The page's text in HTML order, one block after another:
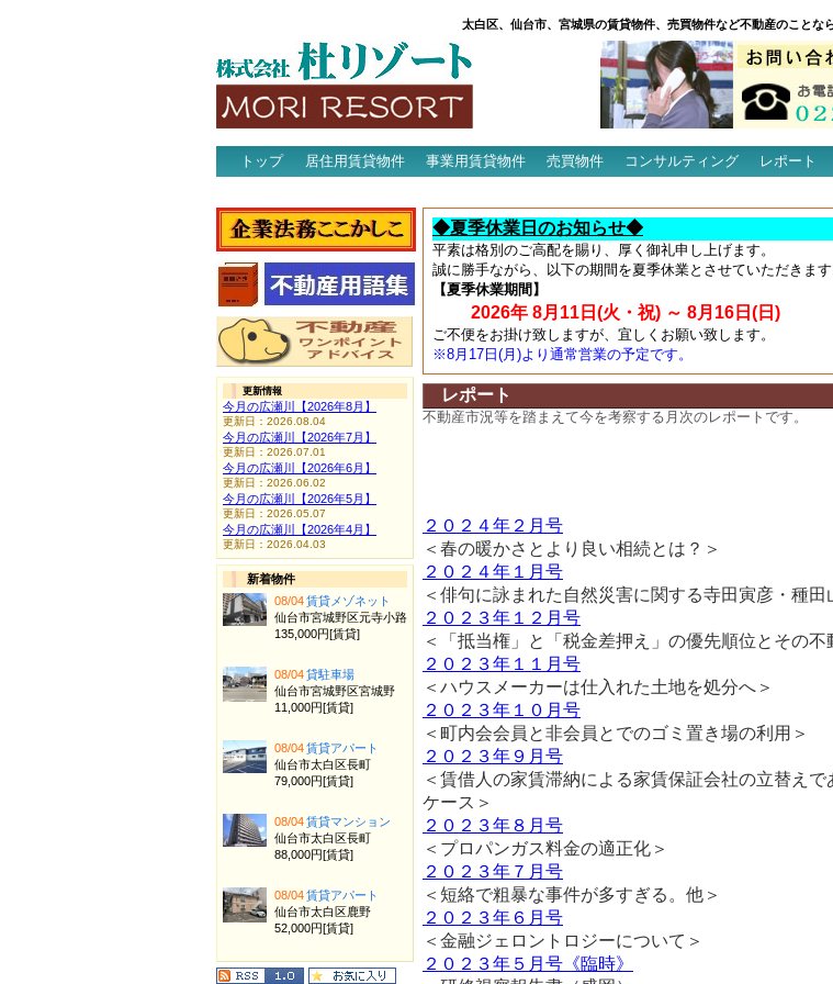
太白区、仙台市、宮城県の賃貸物件、売買物件など不動産のことな
トップ 居住用賃貸物件 事業用賃貸物件 売買物件 コンサルティング レポート
◆夏季休業日のお知らせ◆
平素は格別のご高配を賜り、厚く御礼申し上げます。
誠に勝手ながら、以下の期間を夏季休業とさせていただきます
【夏季休業期間】
2026年 8月11日(火・祝) ～ 8月16日(日)
ご不便をお掛け致しますが、宜しくお願い致します。
※8月17日(月)より通常営業の予定です。
レポート
不動産市況等を踏まえて今を考察する月次のレポートです。
２０２４年２月号
＜春の暖かさとより良い相続とは？＞
２０２４年１月号
＜俳句に詠まれた自然災害に関する寺田寅彦・種田
２０２３年１２月号
＜「抵当権」と「税金差押え」の優先順位とその不
２０２３年１１月号
＜ハウスメーカーは仕入れた土地を処分へ＞
２０２３年１０月号
＜町内会会員と非会員とでのゴミ置き場の利用＞
２０２３年９月号
＜賃借人の家賃滞納による家賃保証会社の立替え
ケース＞
２０２３年８月号
＜プロパンガス料金の適正化＞
２０２３年７月号
＜短絡で粗暴な事件が多すぎる。他＞
２０２３年６月号
＜金融ジェロントロジーについて＞
２０２３年５月号《臨時》
更新情報
今月の広瀬川【2026年8月】
更新日：2026.08.04
今月の広瀬川【2026年7月】
更新日：2026.07.01
今月の広瀬川【2026年6月】
更新日：2026.06.02
今月の広瀬川【2026年5月】
更新日：2026.05.07
今月の広瀬川【2026年4月】
更新日：2026.04.03
新着物件
08/04賃貸メゾネット
仙台市宮城野区元寺小路
135,000円[賃貸]
08/04貸駐車場
仙台市宮城野区宮城野
11,000円[賃貸]
08/04賃貸アパート
仙台市太白区長町
79,000円[賃貸]
08/04賃貸マンション
仙台市太白区長町
88,000円[賃貸]
08/04賃貸アパート
仙台市太白区鹿野
52,000円[賃貸]